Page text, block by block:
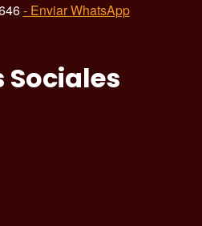
- Enviar WhatsApp
Sociales